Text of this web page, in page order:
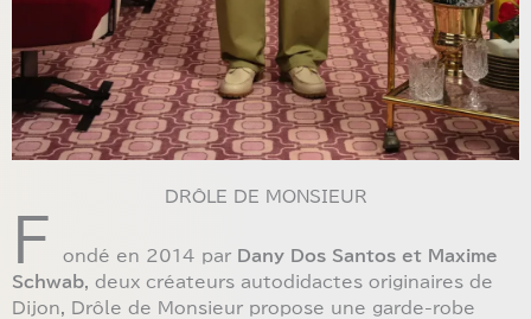
DRÔLE DE MONSIEUR
F ondé en 2014 par Dany Dos Santos et Maxime
Schwab, deux créateurs autodidactes originaires de
Dijon, Drôle de Monsieur propose une garde-robe